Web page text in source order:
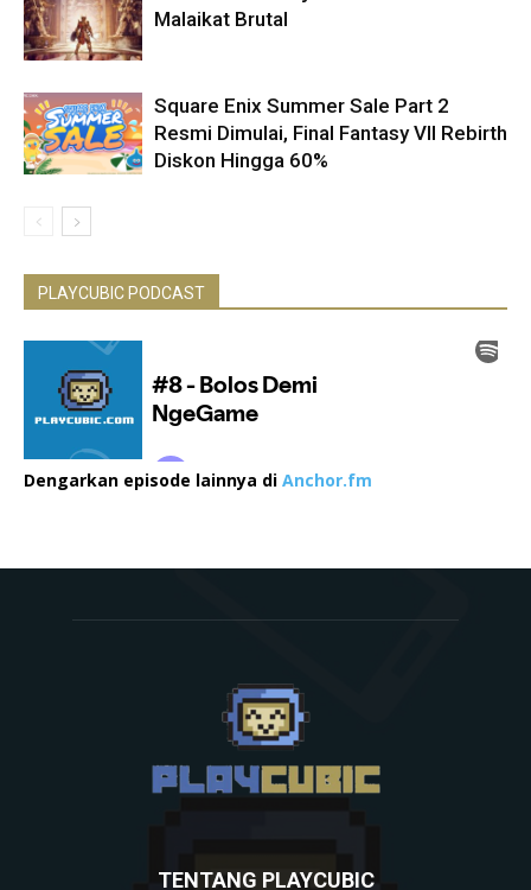
Malaikat Brutal
Square Enix Summer Sale Part 2
Resmi Dimulai, Final Fantasy VII Rebirth
Diskon Hingga 60%
PLAYCUBIC PODCAST
Dengarkan episode lainnya di Anchor.fm
TENTANG PLAYCUBIC